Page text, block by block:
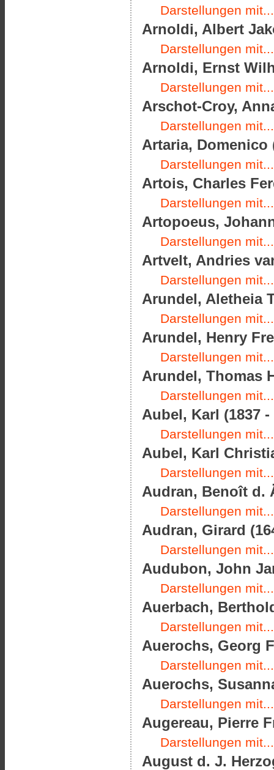
Darstellungen mit...
Arnoldi, Albert
Darstellungen mit...
Arnoldi, Ernst
Darstellungen mit...
Arschot-Croy,
Darstellungen mit...
Artaria, Domenico
Darstellungen mit...
Artois, Charles
Darstellungen mit...
Artopoeus,
Darstellungen mit...
Artvelt, Andries
Darstellungen mit...
Arundel, Aletheia
Darstellungen mit...
Arundel, Henry
Darstellungen mit...
Arundel, Thomas
Darstellungen mit...
Aubel, Karl (1837 -
Darstellungen mit...
Aubel, Karl
Darstellungen mit...
Audran, Benoît d.
Darstellungen mit...
Audran, Girard
Darstellungen mit...
Audubon, John
Darstellungen mit...
Auerbach,
Darstellungen mit...
Auerochs, Georg
Darstellungen mit...
Auerochs,
Darstellungen mit...
Augereau, Pierre
Darstellungen mit...
August d. J.